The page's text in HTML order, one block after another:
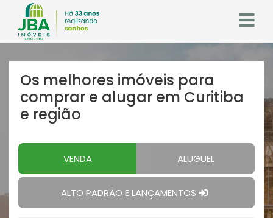
Os melhores imóveis para
comprar e alugar em Curitiba
e região
VENDA ALUGUEL
ALTO PADRÃO E LANÇAMENTOS